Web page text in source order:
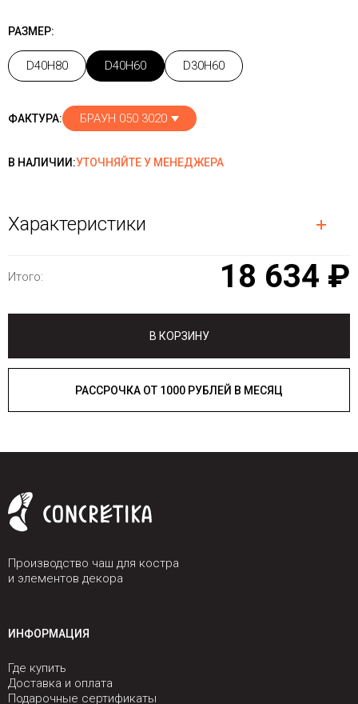
РАЗМЕР:
D40H80 D40H60 D30H60
ФАКТУРА: БРАУН 050 3020
В НАЛИЧИИ:УТОЧНЯЙТЕ У МЕНЕДЖЕРА
Характеристики
Итого: 18 634 ₽
В КОРЗИНУ
РАССРОЧКА ОТ 1000 РУБЛЕЙ В МЕСЯЦ
Производство чаш для костра
и элементов декора
ИНФОРМАЦИЯ
Где купить
Доставка и оплата
Подарочные сертификаты